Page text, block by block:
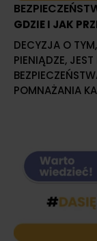
GDZIE I JAK
DECYZJA O
PIENIĄDZE,
POMNAŻANIA